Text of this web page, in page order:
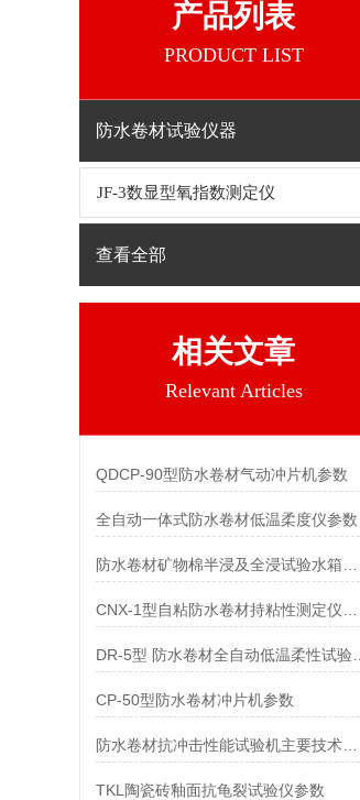
产品列表
PRODUCT LIST
防水卷材试验仪器
JF-3数显型氧指数测定仪
查看全部
相关文章
Relevant Articles
QDCP-90型防水卷材气动冲片机参数
全自动一体式防水卷材低温柔度仪参数
DR-5型 防水卷材全自动低温柔性试验仪参数
CP-50型防水卷材冲片机参数
防水卷材抗冲击性能试验机主要技术指标
TKL陶瓷砖釉面抗龟裂试验仪参数